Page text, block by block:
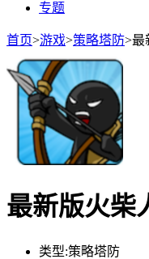
专题
首页>游戏>策略塔防>最
最新版火柴
类型:策略塔防